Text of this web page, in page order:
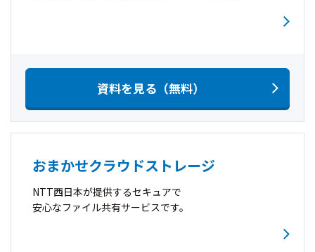
資料を見る（無料）
おまかせクラウドストレージ
NTT西日本が提供するセキュアで
安心なファイル共有サービスです。